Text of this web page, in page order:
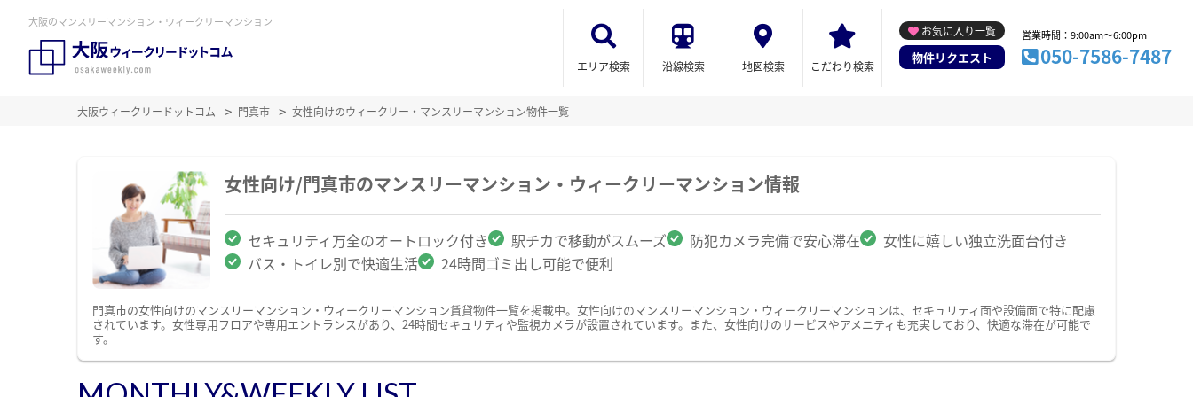
大阪のマンスリーマンション・ウィークリーマンション
エリア検索 沿線検索 地図検索 こだわり検索
お気に入り一覧
物件リクエスト
営業時間：9:00am～6:00pm
050-7586-7487
大阪ウィークリードットコム 門真市 女性向けのウィークリー・マンスリーマンション物件一覧
女性向け/門真市のマンスリーマンション・ウィークリーマンション情報
セキュリティ万全のオートロック付き 駅チカで移動がスムーズ 防犯カメラ完備で安心滞在
女性に嬉しい独立洗面台付き
バス・トイレ別で快適生活
24時間ゴミ出し可能で便利
門真市の女性向けのマンスリーマンション・ウィークリーマンション賃貸物件一覧を掲載中。女性向けのマンスリーマンション・ウィークリーマンションは、セキュリティ面や設備面で特に配慮
されています。女性専用フロアや専用エントランスがあり、24時間セキュリティや監視カメラが設置されています。また、女性向けのサービスやアメニティも充実しており、快適な滞在が可能で
す。